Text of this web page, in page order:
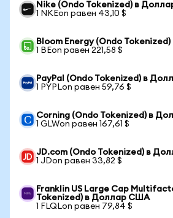
Nike (Ondo Tokenized) в
1 NKEon равен 43,10 $
Bloom Energy (Ondo
1 BEon равен 221,58 $
PayPal (Ondo Tokenized) в
1 PYPLon равен 59,76 $
Corning (Ondo Tokenized) в
1 GLWon равен 167,61 $
JD.com (Ondo Tokenized) в
1 JDon равен 33,82 $
Franklin US Large Cap
Tokenized) в Доллар США
1 FLQLon равен 79,84 $